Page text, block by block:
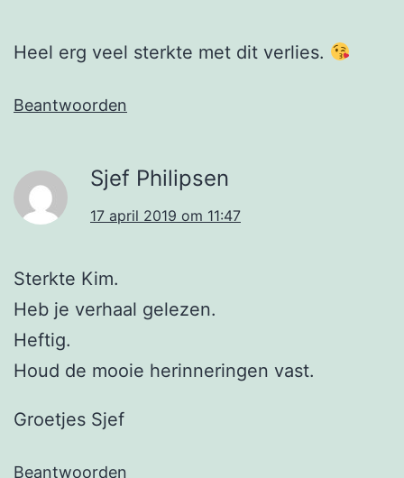
Heel erg veel sterkte met dit verlies.
Beantwoorden
Sjef Philipsen
17 april 2019 om 11:47
Sterkte Kim.
Heb je verhaal gelezen.
Heftig.
Houd de mooie herinneringen vast.
Groetjes Sjef
Beantwoorden